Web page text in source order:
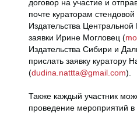
договор на участие и
почте кураторам стендовой
Издательства
заявки Ирине Могловец (
Издательства Сибири и
прислать заявку куратору
(dudina.nattta@gmail.com).
Также каждый участник
проведение мероприятий в